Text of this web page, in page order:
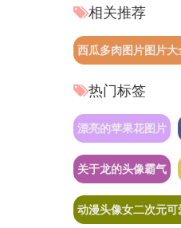
相关推荐
西瓜多肉图片图片大
热门标签
漂亮的苹果花图片
关于龙的头像霸气
动漫头像女二次元可